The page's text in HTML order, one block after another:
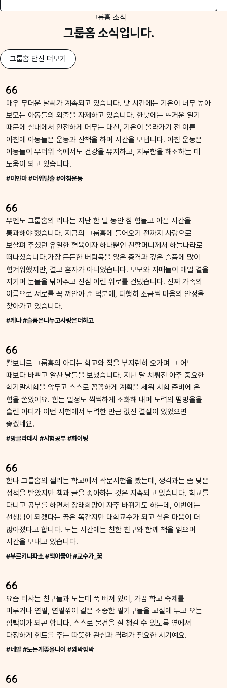
그룹홈 소식
그룹홈 소식입니다.
그룹홈 단신 더보기
매우 무더운 날씨가 계속되고 있습니다. 낮 시간에는 기온이 너무 높아
보모는 아동들의 외출을 자제하고 있습니다. 한낮에는 뜨거운 열기
때문에 실내에서 안전하게 머무는 대신, 기온이 올라가기 전 이른
아침에 아동들은 운동과 산책을 하며 시간을 보냅니다. 아침 운동은
아동들이 무더위 속에서도 건강을 유지하고, 지루함을 해소하는 데
도움이 되고 있습니다.
#미얀마 #더위탈출 #아침운동
우펜도 그룹홈의 리나는 지난 한 달 동안 참 힘들고 아픈 시간을
통과해야 했습니다. 지금의 그룹홈에 들어오기 전까지 사랑으로
보살펴 주셨던 유일한 혈육이자 하나뿐인 친할머니께서 하늘나라로
떠나셨습니다.가장 든든한 버팀목을 잃은 충격과 깊은 슬픔에 많이
힘겨워했지만, 결코 혼자가 아니었습니다. 보모와 자매들이 매일 곁을
지키며 눈물을 닦아주고 진심 어린 위로를 건넸습니다. 진짜 가족의
이름으로 서로를 꼭 껴안아 준 덕분에, 다행히 조금씩 마음의 안정을
찾아가고 있습니다.
#케냐 #슬픔은나누고사랑은더하고
칼보니르 그룹홈의 아디는 학교와 집을 부지런히 오가며 그 어느
때보다 바쁘고 알찬 날들을 보냈습니다. 지난 달 치뤄진 아주 중요한
학기말시험을 앞두고 스스로 꼼꼼하게 계획을 세워 시험 준비에 온
힘을 쏟았어요. 힘든 일정도 씩씩하게 소화해 내며 노력의 땀방울을
흘린 아디가 이번 시험에서 노력한 만큼 값진 결실이 있었으면
좋겠네요.
#방글라데시 #시험공부 #화이팅
한나 그룹홈의 샐리는 학교에서 작문시험을 봤는데, 생각과는 좀 낮은
성적을 받았지만 책과 글을 좋아하는 것은 지속되고 있습니다. 학교를
다니고 공부를 하면서 장래희망이 자주 바뀌기도 하는데, 이번에는
선생님이 되겠다는 꿈은 똑같지만 대학교수가 되고 싶은 마음이 더
많아졌다고 합니다. 노는 시간에는 친한 친구와 함께 책을 읽으며
시간을 보내고 있습니다.
#부르키나파소 #책이좋아 #교수가_꿈
요즘 티샤는 친구들과 노는데 푹 빠져 있어, 가끔 학교 숙제를
미루거나 연필, 연필깎이 같은 소중한 필기구들을 교실에 두고 오는
깜빡이가 되곤 합니다. 스스로 물건을 잘 챙길 수 있도록 옆에서
다정하게 힌트를 주는 따뜻한 관심과 격려가 필요한 시기예요.
#네팔 #노는게좋을나이 #깜박깜박